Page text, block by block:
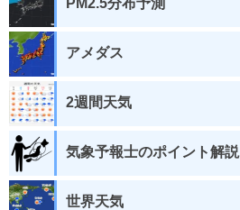
PM2.5分布予測
アメダス
2週間天気
気象予報士のポイント解説
世界天気